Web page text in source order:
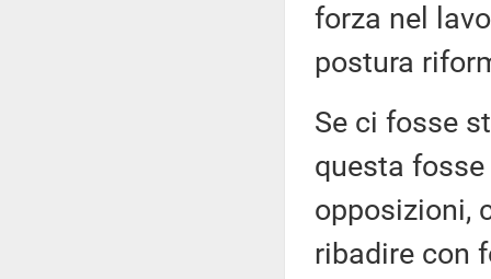
forza nel
postura
Se ci fosse
questa
opposizioni,
ribadire con